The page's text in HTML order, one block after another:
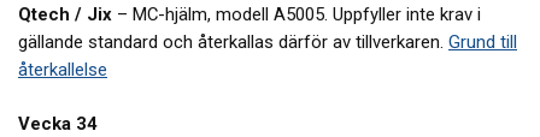
Qtech / Jix – MC-hjälm, modell A5005. Uppfyller inte krav i
gällande standard och återkallas därför av tillverkaren. Grund till
återkallelse
Vecka 34